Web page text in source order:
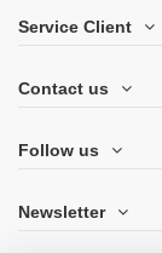
Service Client
Contact us
Follow us
Newsletter